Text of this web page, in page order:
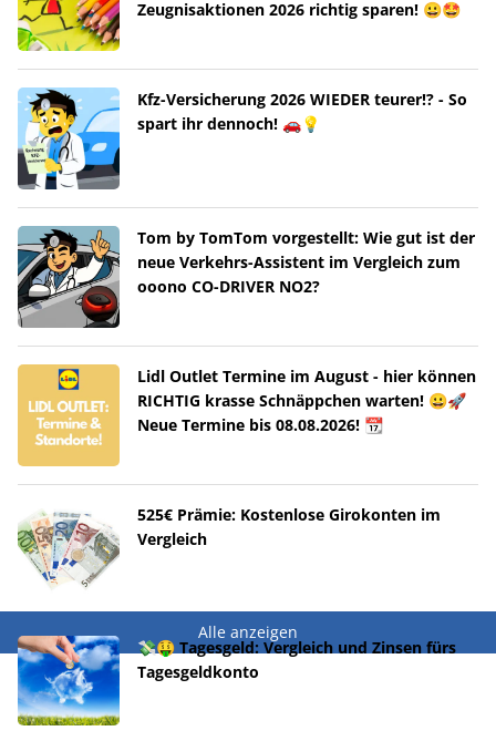
Zeugnisaktionen 2026 richtig sparen! 😀🤩
Kfz-Versicherung 2026 WIEDER teurer!? - So
spart ihr dennoch! 🚗💡
Tom by TomTom vorgestellt: Wie gut ist der
neue Verkehrs-Assistent im Vergleich zum
ooono CO-DRIVER NO2?
Lidl Outlet Termine im August - hier können
RICHTIG krasse Schnäppchen warten! 😀🚀
Neue Termine bis 08.08.2026! 📆
525€ Prämie: Kostenlose Girokonten im
Vergleich
Alle anzeigen
💸🤑 Tagesgeld: Vergleich und Zinsen fürs
Tagesgeldkonto